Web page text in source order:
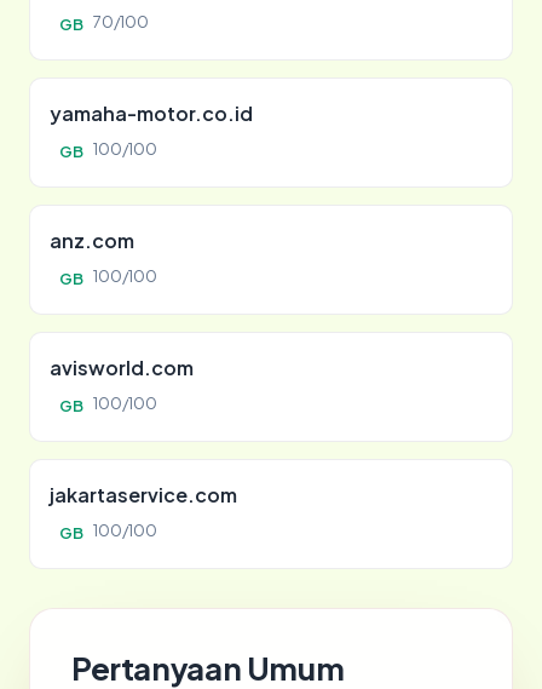
GB 70/100
yamaha-motor.co.id
GB 100/100
anz.com
GB 100/100
avisworld.com
GB 100/100
jakartaservice.com
GB 100/100
Pertanyaan Umum